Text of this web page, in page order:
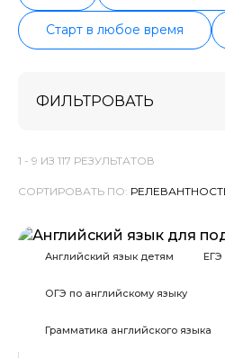
Старт в любое время
ФИЛЬТРОВАТЬ
1 - 9 ИЗ 117 РЕЗУЛЬТАТОВ
СОРТИРОВАТЬ ПО:
Английский язык детям ЕГЭ
ОГЭ по английскому языку
Грамматика английского языка